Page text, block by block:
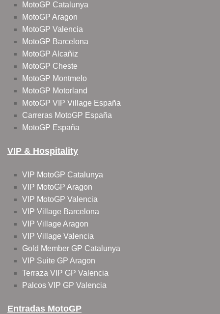
MotoGP Catalunya
MotoGP Aragon
MotoGP Valencia
MotoGP Barcelona
MotoGP Alcañiz
MotoGP Cheste
MotoGP Montmelo
MotoGP Motorland
MotoGP VIP Village España
Carreras MotoGP España
MotoGP España
VIP & Hospitality
VIP MotoGP Catalunya
VIP MotoGP Aragon
VIP MotoGP Valencia
VIP Village Barcelona
VIP Village Aragon
VIP Village Valencia
Gold Member GP Catalunya
VIP Suite GP Aragon
Terraza VIP GP Valencia
Palcos VIP GP Valencia
Entradas MotoGP